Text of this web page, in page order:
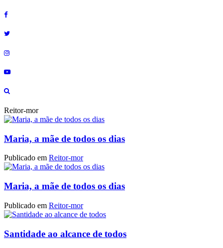
Reitor-mor
Maria, a mãe de todos os dias
Publicado em Reitor-mor
Maria, a mãe de todos os dias
Publicado em Reitor-mor
Santidade ao alcance de todos